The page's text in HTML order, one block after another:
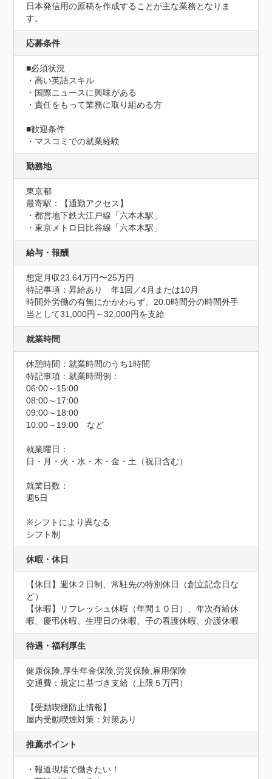
日本発信用の原稿を作成することが主な業務となりま
す。
応募条件
■必須状況
・高い英語スキル
・国際ニュースに興味がある
・責任をもって業務に取り組める方
■歓迎条件
・マスコミでの就業経験
勤務地
東京都
最寄駅：【通勤アクセス】
・都営地下鉄大江戸線「六本木駅」
・東京メトロ日比谷線「六本木駅」
給与・報酬
想定月収23.64万円〜25万円
特記事項：昇給あり　年1回／4月または10月
時間外労働の有無にかかわらず、20.0時間分の時間外手
当として31,000円～32,000円を支給
就業時間
休憩時間：就業時間のうち1時間
特記事項：就業時間例：
06:00～15:00
08:00～17:00
09:00～18:00
10:00～19:00　など
就業曜日：
日・月・火・水・木・金・土（祝日含む）
就業日数：
週5日
※シフトにより異なる
シフト制
休暇・休日
【休日】週休２日制、常駐先の特別休日（創立記念日な
ど）
【休暇】リフレッシュ休暇（年間１０日）、年次有給休
暇、慶弔休暇、生理日の休暇、子の看護休暇、介護休暇
待遇・福利厚生
健康保険,厚生年金保険,労災保険,雇用保険
交通費：規定に基づき支給（上限５万円）
【受動喫煙防止情報】
屋内受動喫煙対策：対策あり
推薦ポイント
・報道現場で働きたい！